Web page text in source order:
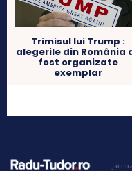
Trimisul lui Trump :
alegerile din România
fost organizate
exemplar